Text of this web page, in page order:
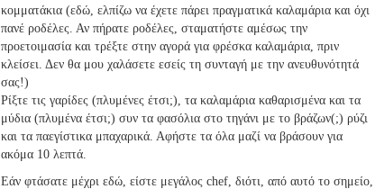
κομματάκια (εδώ, ελπίζω να έχετε πάρει πραγματικά καλαμάρια και όχι
πανέ ροδέλες. Αν πήρατε ροδέλες, σταματήστε αμέσως την
προετοιμασία και τρέξτε στην αγορά για φρέσκα καλαμάρια, πριν
κλείσει. Δεν θα μου χαλάσετε εσείς τη συνταγή με την ανευθυνότητά
σας!)
Ρίξτε τις γαρίδες (πλυμένες έτσι;), τα καλαμάρια καθαρισμένα και τα
μύδια (πλυμένα έτσι;) συν τα φασόλια στο τηγάνι με το βράζων(;) ρύζι
και τα παεγίστικα μπαχαρικά. Αφήστε τα όλα μαζί να βράσουν για
ακόμα 10 λεπτά.
Εάν φτάσατε μέχρι εδώ, είστε μεγάλος chef, διότι, από αυτό το σημείο,